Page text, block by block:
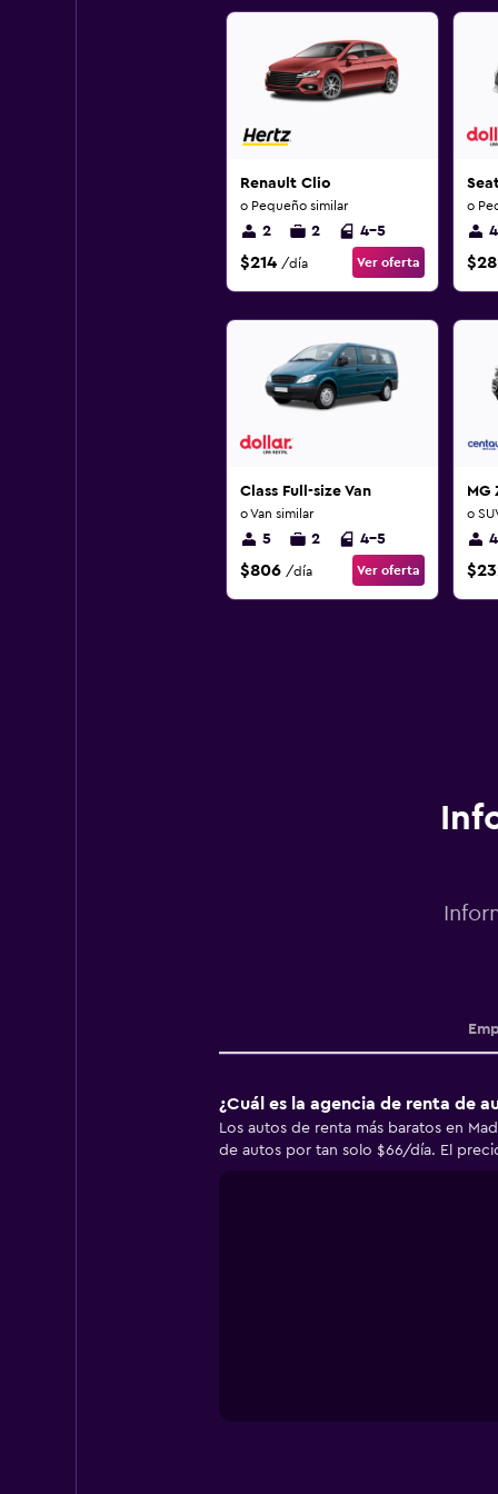
Renault Clio
o Pequeño similar
2 2 4-5
$214 /día Ver oferta
o
4
Class Full-size Van
o Van similar
5 2 4-5
$806 /día Ver oferta
MG
o
4
¿Cuál es la agencia de renta de
Los autos de renta más baratos en
de autos por tan solo $66/día. El